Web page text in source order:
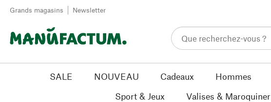
Passer au contenu
Grands magasins Newsletter
SALE NOUVEAU Cadeaux Hommes
Sport & Jeux
Valises &